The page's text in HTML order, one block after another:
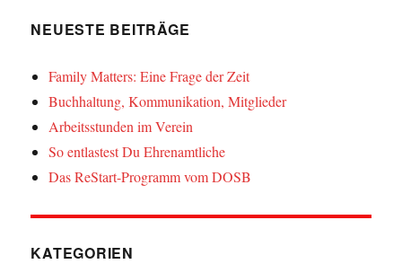
NEUESTE BEITRÄGE
Family Matters: Eine Frage der Zeit
Buchhaltung, Kommunikation, Mitglieder
Arbeitsstunden im Verein
So entlastest Du Ehrenamtliche
Das ReStart-Programm vom DOSB
KATEGORIEN